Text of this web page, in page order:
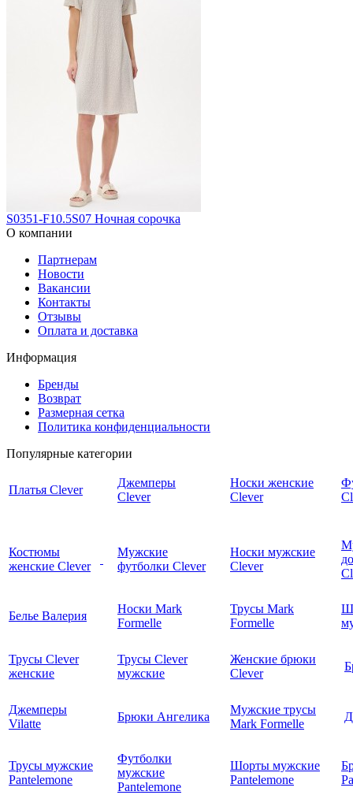
S0351-F10.5S07 Ночная сорочка
О компании
Партнерам
Новости
Вакансии
Контакты
Отзывы
Оплата и доставка
Информация
Бренды
Возврат
Размерная сетка
Политика конфиденциальности
Популярные категории
Платья Clever
Джемперы
Clever
Носки женские
Clever
Костюмы
женские Clever
Мужские
футболки Clever
Носки мужские
Clever
Белье Валерия
Носки Mark
Formelle
Трусы Mark
Formelle
Трусы Clever
женские
Трусы Clever
мужские
Женские брюки
Clever
Джемперы
Vilatte
Брюки Ангелика
Мужские трусы
Mark Formelle
Трусы мужские
Pantelemone
Футболки
мужские
Pantelemone
Шорты мужские
Pantelemone